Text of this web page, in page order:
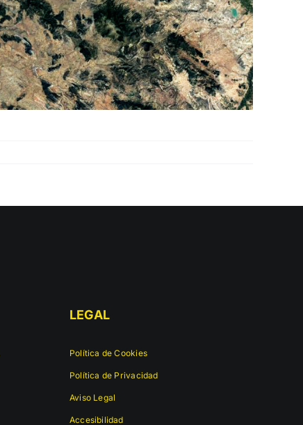
LEGAL
Política de Cookies
Política de Privacidad
Aviso Legal
Accesibilidad